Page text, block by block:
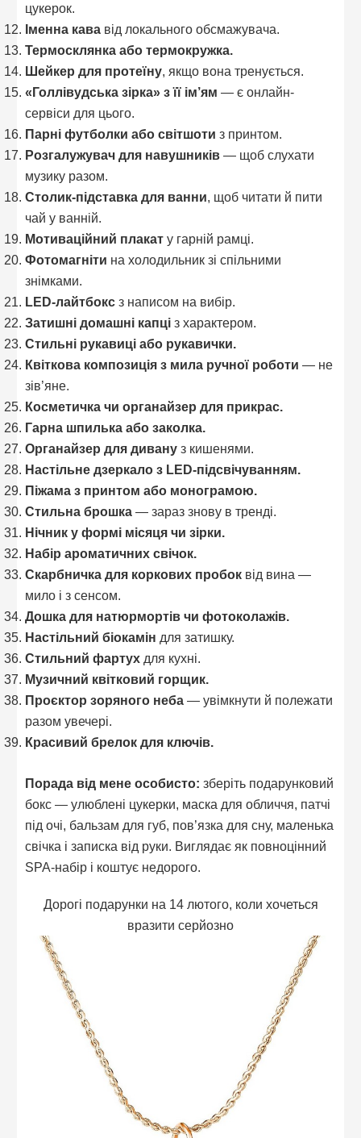
цукерок.
Іменна кава від локального обсмажувача.
Термосклянка або термокружка.
Шейкер для протеїну, якщо вона тренується.
«Голлівудська зірка» з її ім’ям — є онлайн-
сервіси для цього.
Парні футболки або світшоти з принтом.
Розгалужувач для навушників — щоб слухати
музику разом.
Столик-підставка для ванни, щоб читати й пити
чай у ванній.
Мотиваційний плакат у гарній рамці.
Фотомагніти на холодильник зі спільними
знімками.
LED-лайтбокс з написом на вибір.
Затишні домашні капці з характером.
Стильні рукавиці або рукавички.
Квіткова композиція з мила ручної роботи — не
зів’яне.
Косметичка чи органайзер для прикрас.
Гарна шпилька або заколка.
Органайзер для дивану з кишенями.
Настільне дзеркало з LED-підсвічуванням.
Піжама з принтом або монограмою.
Стильна брошка — зараз знову в тренді.
Нічник у формі місяця чи зірки.
Набір ароматичних свічок.
Скарбничка для коркових пробок від вина —
мило і з сенсом.
Дошка для натюрмортів чи фотоколажів.
Настільний біокамін для затишку.
Стильний фартух для кухні.
Музичний квітковий горщик.
Проєктор зоряного неба — увімкнути й полежати
разом увечері.
Красивий брелок для ключів.
Порада від мене особисто: зберіть подарунковий
бокс — улюблені цукерки, маска для обличчя, патчі
під очі, бальзам для губ, пов’язка для сну, маленька
свічка і записка від руки. Виглядає як повноцінний
SPA-набір і коштує недорого.
Дорогі подарунки на 14 лютого, коли хочеться
вразити серйозно